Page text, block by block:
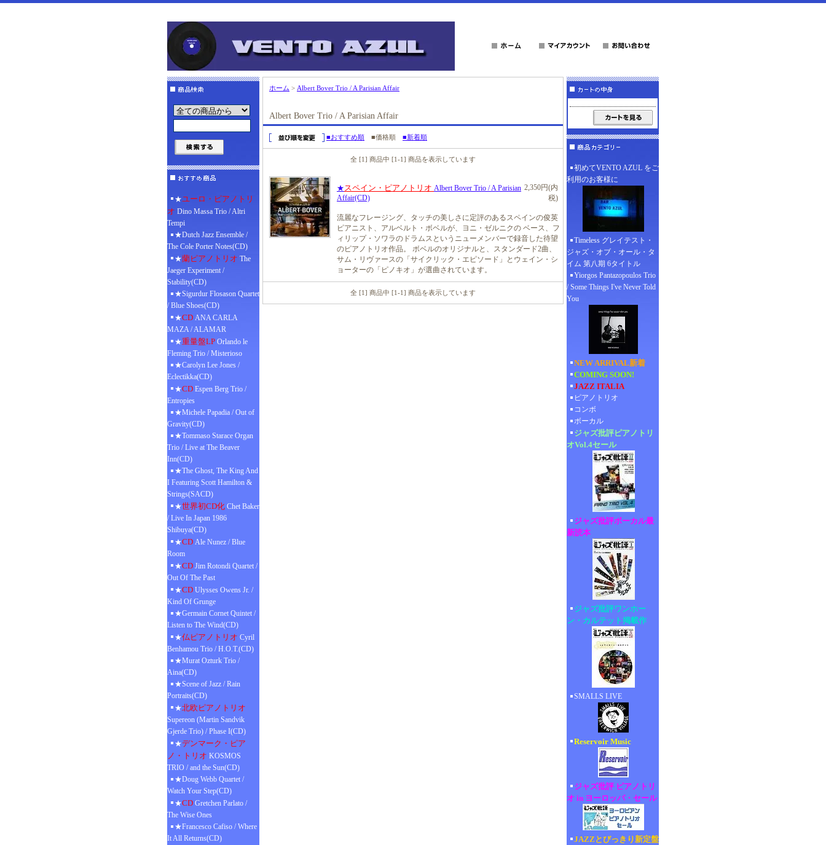
★ユーロ・ピアノトリ
オ Dino Massa Trio / Altri
Tempi
★Dutch Jazz Ensemble /
The Cole Porter Notes(CD)
★蘭ピアノトリオ The
Jaeger Experiment /
Stability(CD)
★Sigurdur Flosason Quartet
/ Blue Shoes(CD)
★CD ANA CARLA
MAZA / ALAMAR
★重量盤LP Orlando le
Fleming Trio / Misterioso
★Carolyn Lee Jones /
Eclectikka(CD)
★CD Espen Berg Trio /
Entropies
★Michele Papadia / Out of
Gravity(CD)
★Tommaso Starace Organ
Trio / Live at The Beaver
Inn(CD)
★The Ghost, The King And
I Featuring Scott Hamilton &
Strings(SACD)
★世界初CD化 Chet Baker
/ Live In Japan 1986
Shibuya(CD)
★CD Ale Nunez / Blue
Room
★CD Jim Rotondi Quartet /
Out Of The Past
★CD Ulysses Owens Jr. /
Kind Of Grunge
★Germain Cornet Quintet /
Listen to The Wind(CD)
★仏ピアノトリオ Cyril
Benhamou Trio / H.O.T.(CD)
★Murat Ozturk Trio /
Aina(CD)
★Scene of Jazz / Rain
Portraits(CD)
★北欧ピアノトリオ
Supereon (Martin Sandvik
Gjerde Trio) / Phase I(CD)
★デンマーク・ピア
ノ・トリオ KOSMOS
TRIO / and the Sun(CD)
★Doug Webb Quartet /
Watch Your Step(CD)
★CD Gretchen Parlato /
The Wise Ones
★Francesco Cafiso / Where
It All Returns(CD)
ホーム > Albert Bover Trio / A Parisian Affair
Albert Bover Trio / A Parisian Affair
■おすすめ順 ■価格順 ■新着順
全 [1] 商品中 [1-1] 商品を表示しています
★スペイン・ピアノトリオ Albert Bover Trio / A Parisian
Affair(CD)
2,350円(内
税)
流麗なフレージング、タッチの美しさに定評のあるスペインの俊英
ピアニスト、アルベルト・ボベルが、ヨニ・ゼルニクの ベース、フ
ィリップ・ソワラのドラムスというニューメンバーで録音した待望
のピアノトリオ作品。 ボベルのオリジナルと、スタンダード2曲、
サム・リヴァースの「サイクリック・エピソード」とウェイン・シ
ョーターの「ピノキオ」が選曲されています。
全 [1] 商品中 [1-1] 商品を表示しています
初めてVENTO AZUL をご
利用のお客様に
Timeless グレイテスト・
ジャズ・オブ・オール・タ
イム 第八期 6タイトル
Yiorgos Pantazopoulos Trio
/ Some Things I've Never Told
You
NEW ARRIVAL新着
COMING SOON!
JAZZ ITALIA
ピアノトリオ
コンボ
ボーカル
ジャズ批評ピアノトリ
オVol.4セール
ジャズ批評ボーカル最
新読本
ジャズ批評ワンホー
ン・カルテット掲載作
SMALLS LIVE
Reservoir Music
ジャズ批評 ピアノトリ
オ in ヨーロッパ・セール
JAZZとびっきり新定盤